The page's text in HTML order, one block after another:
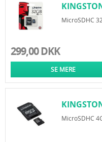
MicroSDHC
299,00 DKK
SE MERE
MicroSDHC